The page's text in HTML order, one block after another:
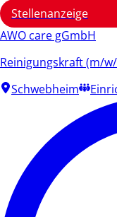
Stellenanzeige
AWO care gGmbH
Reinigungskraft (m/
Schwebheim